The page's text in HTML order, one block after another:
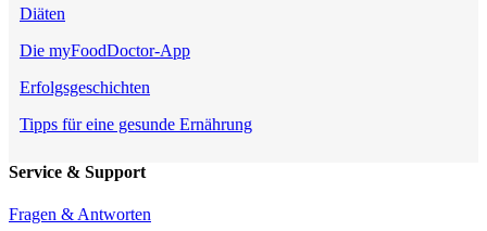
Diäten
Die myFoodDoctor-App
Erfolgsgeschichten
Tipps für eine gesunde Ernährung
Service & Support
Fragen & Antworten